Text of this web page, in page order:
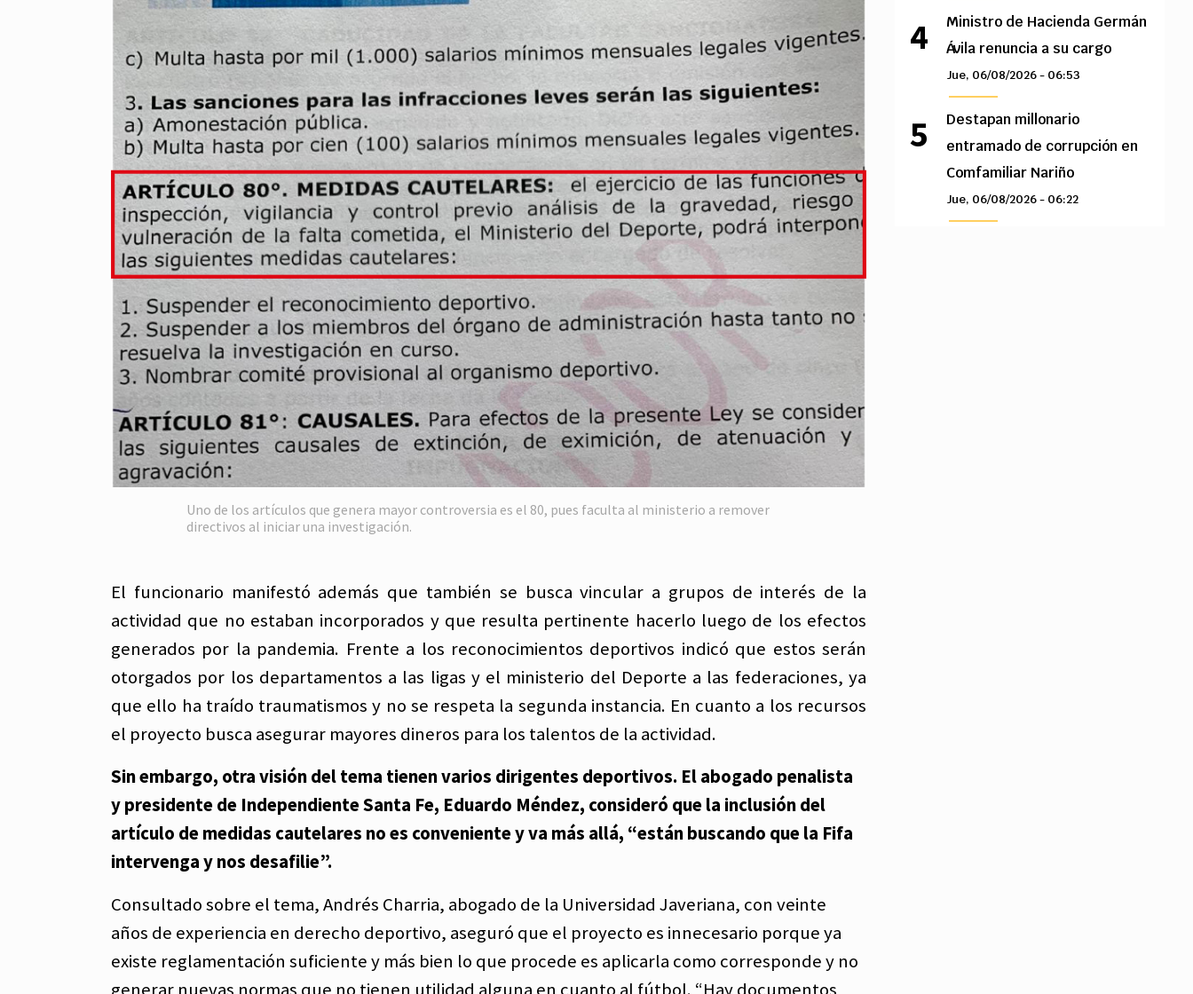
Uno de los artículos que genera mayor controversia es el 80, pues faculta al ministerio a remover
directivos al iniciar una investigación.
El funcionario manifestó además que también se busca vincular a grupos de interés de la
actividad que no estaban incorporados y que resulta pertinente hacerlo luego de los efectos
generados por la pandemia. Frente a los reconocimientos deportivos indicó que estos serán
otorgados por los departamentos a las ligas y el ministerio del Deporte a las federaciones, ya
que ello ha traído traumatismos y no se respeta la segunda instancia. En cuanto a los recursos
el proyecto busca asegurar mayores dineros para los talentos de la actividad.
Sin embargo, otra visión del tema tienen varios dirigentes deportivos. El abogado penalista
y presidente de Independiente Santa Fe, Eduardo Méndez, consideró que la inclusión del
artículo de medidas cautelares no es conveniente y va más allá, “están buscando que la Fifa
intervenga y nos desafilie”.
Consultado sobre el tema, Andrés Charria, abogado de la Universidad Javeriana, con veinte
años de experiencia en derecho deportivo, aseguró que el proyecto es innecesario porque ya
existe reglamentación suficiente y más bien lo que procede es aplicarla como corresponde y no
generar nuevas normas que no tienen utilidad alguna en cuanto al fútbol. “Hay documentos
Ministro de Hacienda Germán
Ávila renuncia a su cargo
Jue, 06/08/2026 - 06:53
Destapan millonario
entramado de corrupción en
Comfamiliar Nariño
Jue, 06/08/2026 - 06:22